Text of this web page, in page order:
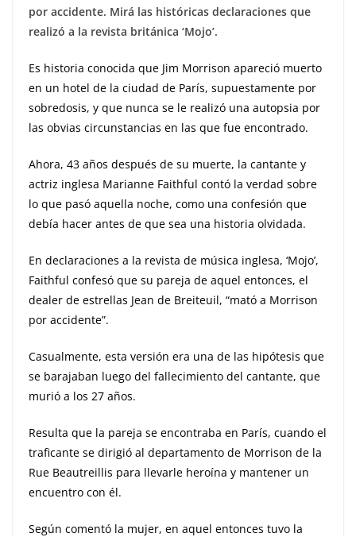
por accidente. Mirá las históricas declaraciones que
realizó a la revista británica ‘Mojo’.
Es historia conocida que Jim Morrison apareció muerto
en un hotel de la ciudad de París, supuestamente por
sobredosis, y que nunca se le realizó una autopsia por
las obvias circunstancias en las que fue encontrado.
Ahora, 43 años después de su muerte, la cantante y
actriz inglesa Marianne Faithful contó la verdad sobre
lo que pasó aquella noche, como una confesión que
debía hacer antes de que sea una historia olvidada.
En declaraciones a la revista de música inglesa, ‘Mojo’,
Faithful confesó que su pareja de aquel entonces, el
dealer de estrellas Jean de Breiteuil, “mató a Morrison
por accidente”.
Casualmente, esta versión era una de las hipótesis que
se barajaban luego del fallecimiento del cantante, que
murió a los 27 años.
Resulta que la pareja se encontraba en París, cuando el
traficante se dirigió al departamento de Morrison de la
Rue Beautreillis para llevarle heroína y mantener un
encuentro con él.
Según comentó la mujer, en aquel entonces tuvo la